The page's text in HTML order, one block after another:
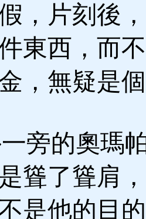
，片刻後
東西，而
，無疑是
旁的奧瑪
聳了聳肩
是他的目